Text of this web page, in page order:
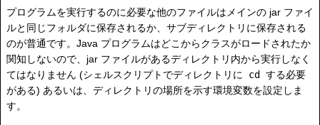
プログラムを実行するのに必要な他のファイルはメインの jar ファイ
ルと同じフォルダに保存されるか、サブディレクトリに保存される
のが普通です。Java プログラムはどこからクラスがロードされたか
関知しないので、jar ファイルがあるディレクトリ内から実行しなく
てはなりません (シェルスクリプトでディレクトリに
cd
する必要
がある) あるいは、ディレクトリの場所を示す環境変数を設定しま
す。